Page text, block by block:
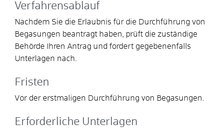
Verfahrensablauf
Nachdem Sie die Erlaubnis für die Durchführung von
Begasungen beantragt haben, prüft die zuständige
Behörde Ihren Antrag und fordert gegebenenfalls
Unterlagen nach.
Fristen
Vor der erstmaligen Durchführung von Begasungen.
Erforderliche Unterlagen